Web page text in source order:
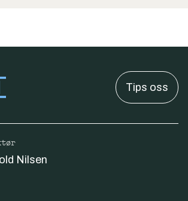
Tips oss
Nilsen